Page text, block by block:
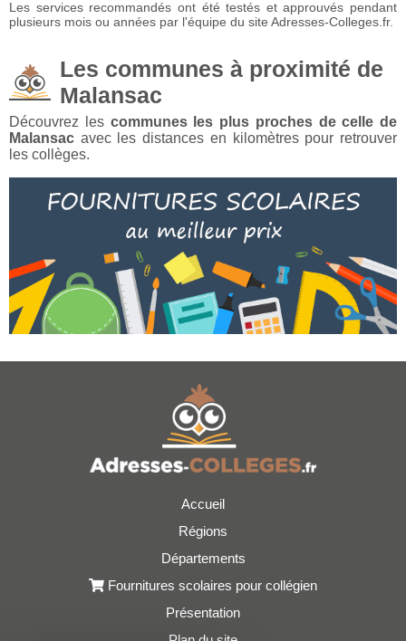
Les services recommandés ont été testés et approuvés pendant
plusieurs mois ou années par l'équipe du site Adresses-Colleges.fr.
Les communes à proximité de
Malansac
Découvrez les communes les plus proches de celle de
Malansac avec les distances en kilomètres pour retrouver
les collèges.
Accueil
Régions
Départements
Fournitures scolaires pour collégien
Présentation